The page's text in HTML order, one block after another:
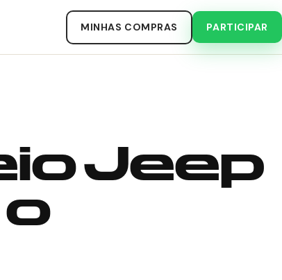
MINHAS COMPRAS PARTICIPAR
Jeep